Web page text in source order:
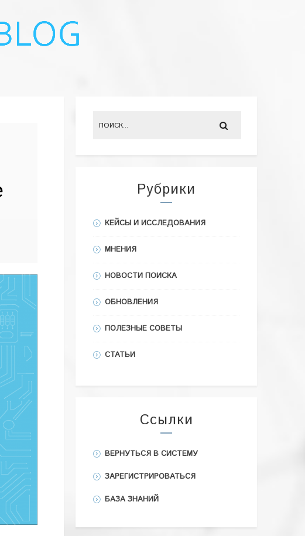
Рубрики
КЕЙСЫ И ИССЛЕДОВАНИЯ
МНЕНИЯ
НОВОСТИ ПОИСКА
ОБНОВЛЕНИЯ
ПОЛЕЗНЫЕ СОВЕТЫ
СТАТЬИ
Ссылки
ВЕРНУТЬСЯ В СИСТЕМУ
ЗАРЕГИСТРИРОВАТЬСЯ
БАЗА ЗНАНИЙ